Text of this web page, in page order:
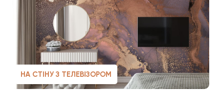
НА СТІНУ З ТЕЛЕВІЗОРОМ